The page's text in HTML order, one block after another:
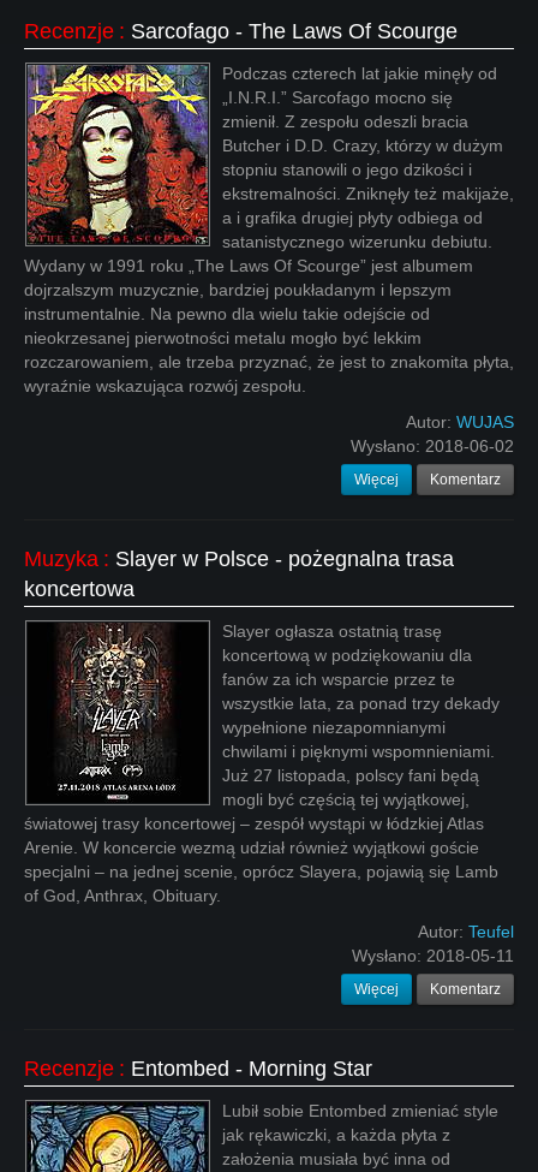
Recenzje : Sarcofago - The Laws Of Scourge
Podczas czterech lat jakie minęły od
„I.N.R.I.” Sarcofago mocno się
zmienił. Z zespołu odeszli bracia
Butcher i D.D. Crazy, którzy w dużym
stopniu stanowili o jego dzikości i
ekstremalności. Zniknęły też makijaże,
a i grafika drugiej płyty odbiega od
satanistycznego wizerunku debiutu.
Wydany w 1991 roku „The Laws Of Scourge” jest albumem
dojrzalszym muzycznie, bardziej poukładanym i lepszym
instrumentalnie. Na pewno dla wielu takie odejście od
nieokrzesanej pierwotności metalu mogło być lekkim
rozczarowaniem, ale trzeba przyznać, że jest to znakomita płyta,
wyraźnie wskazująca rozwój zespołu.
Autor: WUJAS
Wysłano: 2018-06-02
Więcej Komentarz
Muzyka : Slayer w Polsce - pożegnalna trasa
koncertowa
Slayer ogłasza ostatnią trasę
koncertową w podziękowaniu dla
fanów za ich wsparcie przez te
wszystkie lata, za ponad trzy dekady
wypełnione niezapomnianymi
chwilami i pięknymi wspomnieniami.
Już 27 listopada, polscy fani będą
mogli być częścią tej wyjątkowej,
światowej trasy koncertowej – zespół wystąpi w łódzkiej Atlas
Arenie. W koncercie wezmą udział również wyjątkowi goście
specjalni – na jednej scenie, oprócz Slayera, pojawią się Lamb
of God, Anthrax, Obituary.
Autor: Teufel
Wysłano: 2018-05-11
Więcej Komentarz
Recenzje : Entombed - Morning Star
Lubił sobie Entombed zmieniać style
jak rękawiczki, a każda płyta z
założenia musiała być inna od